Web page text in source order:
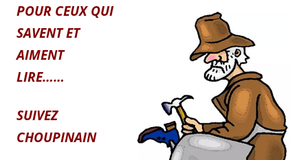
POUR CEUX QUI
SAVENT ET
AIMENT
LIRE……
SUIVEZ
CHOUPINAIN